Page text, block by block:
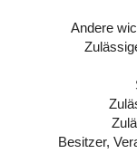
Andere
Besitzer,